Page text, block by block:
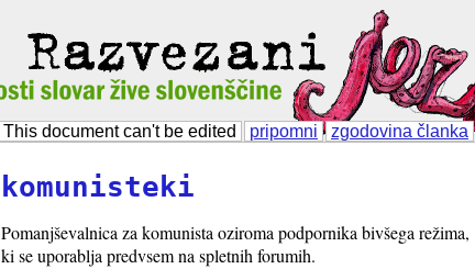
This document can't be edited pripomni zgodovina članka
komunisteki
Pomanjševalnica za komunista oziroma podpornika bivšega režima,
ki se uporablja predvsem na spletnih forumih.